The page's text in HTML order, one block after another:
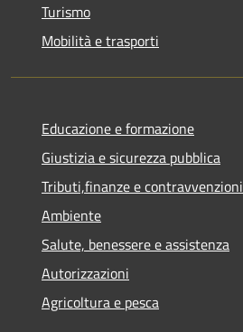
Turismo
Mobilità e trasporti
Educazione e formazione
Giustizia e sicurezza pubblica
Tributi,finanze e contravvenzioni
Ambiente
Salute, benessere e assistenza
Autorizzazioni
Agricoltura e pesca